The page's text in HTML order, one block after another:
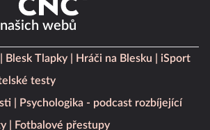
webů
Blesk Tlapky Hráči na Blesku
iSport
testy
Psychologika - podcast rozbíjející
Fotbalové přestupy